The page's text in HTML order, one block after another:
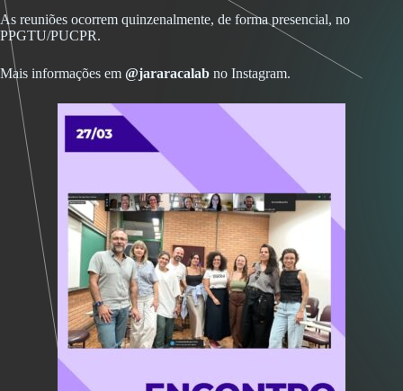
As reuniões ocorrem quinzenalmente, de forma presencial, no
PPGTU/PUCPR.
Mais informações em @jararacalab no Instagram.